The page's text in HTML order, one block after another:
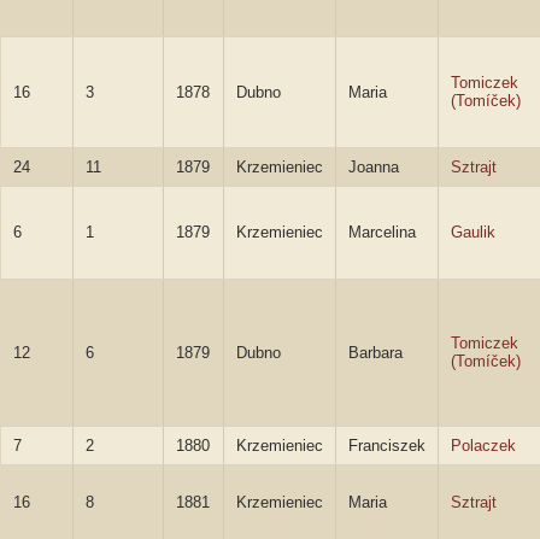
16 3 1878 Dubno Maria
Tomiczek
(Tomíček)
24 11 1879 Krzemieniec Joanna Sztrajt
6 1 1879 Krzemieniec Marcelina Gaulik
12 6 1879 Dubno Barbara
Tomiczek
(Tomíček)
7 2 1880 Krzemieniec Franciszek Polaczek
16 8 1881 Krzemieniec Maria Sztrajt